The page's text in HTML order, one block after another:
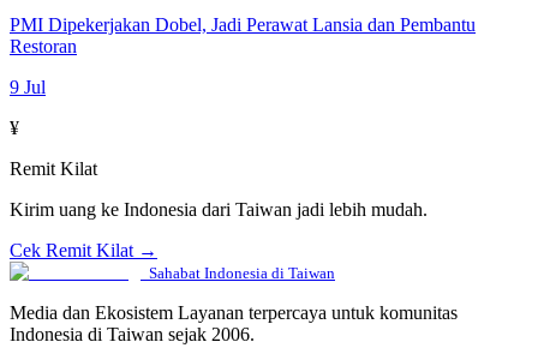
PMI Dipekerjakan Dobel, Jadi Perawat Lansia dan Pembantu
Restoran
9 Jul
¥
Remit Kilat
Kirim uang ke Indonesia dari Taiwan jadi lebih mudah.
Cek Remit Kilat →
Sahabat Indonesia di Taiwan
Media dan Ekosistem Layanan terpercaya untuk komunitas
Indonesia di Taiwan sejak 2006.